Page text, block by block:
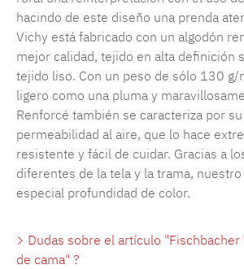
hacindo de este diseño una prenda
Vichy está fabricado con un algodón
mejor calidad, tejido en alta definición
tejido liso. Con un peso de sólo 130 g/
ligero como una pluma y
Renforcé también se caracteriza por
permeabilidad al aire, que lo hace
resistente y fácil de cuidar. Gracias a
diferentes de la tela y la trama,
especial profundidad de color.
Dudas sobre el artículo "Fischbacher
de cama" ?